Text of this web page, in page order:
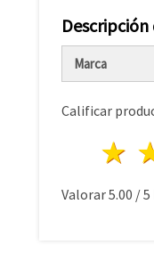
Marca
Calificar
Valorar5.00 /5